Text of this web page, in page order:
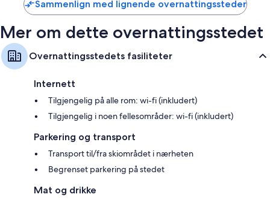
Sammenlign med lignende overnattingssteder
Mer om dette overnattingsstedet
Overnattingsstedets fasiliteter
Internett
Tilgjengelig på alle rom: wi-fi (inkludert)
Tilgjengelig i noen fellesområder: wi-fi (inkludert)
Parkering og transport
Transport til/fra skiområdet i nærheten
Begrenset parkering på stedet
Mat og drikke